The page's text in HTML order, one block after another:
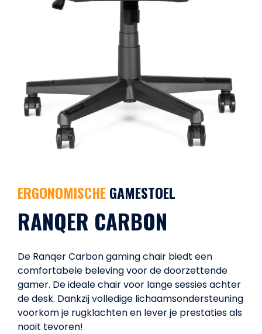
ERGONOMISCHEGAMESTOEL
RANQER CARBON
De Ranqer Carbon gaming chair biedt een
comfortabele beleving voor de doorzettende
gamer. De ideale chair voor lange sessies achter
de desk. Dankzij volledige lichaamsondersteuning
voorkom je rugklachten en lever je prestaties als
nooit tevoren!